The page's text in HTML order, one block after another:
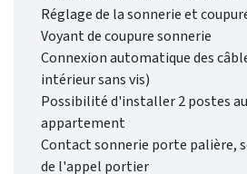
Réglage de la sonnerie et
Voyant de coupure sonnerie
Connexion automatique des
intérieur sans vis)
Possibilité d'installer 2 postes
appartement
Contact sonnerie porte palière,
de l'appel portier